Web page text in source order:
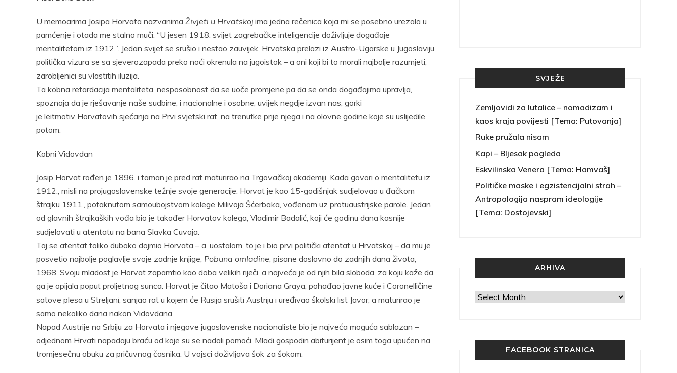
U memoarima Josipa Horvata nazvanima Živjeti u Hrvatskoj ima jedna rečenica koja mi se posebno urezala u
pamćenje i otada me stalno muči: “U jesen 1918. svijet zagrebačke inteligencije doživljuje događaje
mentalitetom iz 1912.”. Jedan svijet se srušio i nestao zauvijek, Hrvatska prelazi iz Austro-Ugarske u Jugoslaviju,
politička vizura se sa sjeverozapada preko noći okrenula na jugoistok – a oni koji bi to morali najbolje razumjeti,
zarobljenici su vlastitih iluzija.
Ta kobna retardacija mentaliteta, nesposobnost da se uoče promjene pa da se onda događajima upravlja,
spoznaja da je rješavanje naše sudbine, i nacionalne i osobne, uvijek negdje izvan nas, gorki
je leitmotiv Horvatovih sjećanja na Prvi svjetski rat, na trenutke prije njega i na olovne godine koje su uslijedile
potom.
Kobni Vidovdan
Josip Horvat rođen je 1896. i taman je pred rat maturirao na Trgovačkoj akademiji. Kada govori o mentalitetu iz
1912., misli na projugoslavenske težnje svoje generacije. Horvat je kao 15-godišnjak sudjelovao u đačkom
štrajku 1911., potaknutom samoubojstvom kolege Milivoja Šćerbaka, vođenom uz protuaustrijske parole. Jedan
od glavnih štrajkaških vođa bio je također Horvatov kolega, Vladimir Badalić, koji će godinu dana kasnije
sudjelovati u atentatu na bana Slavka Cuvaja.
Taj se atentat toliko duboko dojmio Horvata – a, uostalom, to je i bio prvi politički atentat u Hrvatskoj – da mu je
posvetio najbolje poglavlje svoje zadnje knjige, Pobuna omladine, pisane doslovno do zadnjih dana života,
1968. Svoju mladost je Horvat zapamtio kao doba velikih riječi, a najveća je od njih bila sloboda, za koju kaže da
ga je opijala poput proljetnog sunca. Horvat je čitao Matoša i Doriana Graya, pohađao javne kuće i Coronelličine
satove plesa u Streljani, sanjao rat u kojem će Rusija srušiti Austriju i uređivao školski list Javor, a maturirao je
samo nekoliko dana nakon Vidovdana.
Napad Austrije na Srbiju za Horvata i njegove jugoslavenske nacionaliste bio je najveća moguća sablazan –
odjednom Hrvati napadaju braću od koje su se nadali pomoći. Mladi gospodin abiturijent je osim toga upućen na
tromjesečnu obuku za pričuvnog časnika. U vojsci doživljava šok za šokom.
Pocket
Email
SVJEŽE
Zemljovidi za lutalice – nomadizam i
kaos kraja povijesti [Tema: Putovanja]
Ruke pružala nisam
Kapi – Bljesak pogleda
Eskvilinska Venera [Tema: Hamvaš]
Političke maske i egzistencijalni strah –
Antropologija naspram ideologije
[Tema: Dostojevski]
ARHIVA
Arhiva
FACEBOOK STRANICA